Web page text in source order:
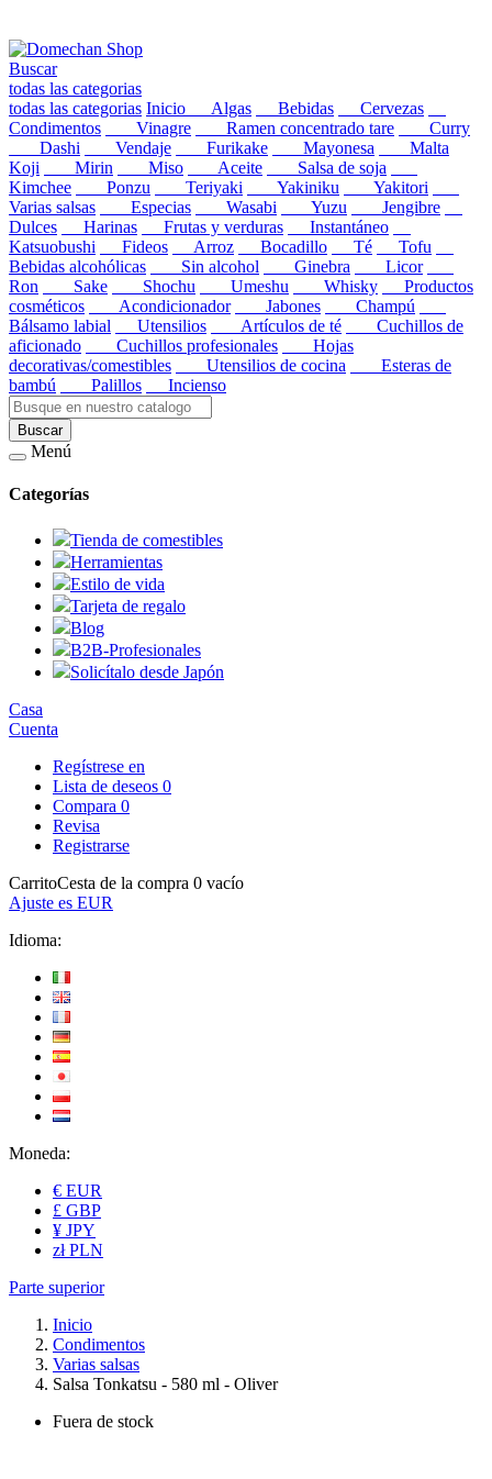
Buscar
todas las categorias
todas las categorias Inicio Algas Bebidas
Cervezas
Condimentos
Vinagre Ramen concentrado tare
Curry
Dashi
Vendaje Furikake Mayonesa
Malta
Koji
Mirin Miso Aceite
Salsa de soja
Kimchee
Ponzu Teriyaki Yakiniku
Yakitori
Varias salsas
Especias Wasabi Yuzu
Jengibre
Dulces
Harinas Frutas y verduras
Instantáneo
Katsuobushi
Fideos Arroz Bocadillo Té
Tofu
Bebidas alcohólicas
Sin alcohol Ginebra
Licor
Ron
Sake Shochu Umeshu Whisky
Productos
cosméticos
Acondicionador Jabones
Champú
Bálsamo labial
Utensilios Artículos de té
Cuchillos de
aficionado
Cuchillos profesionales
Hojas
decorativas/comestibles
Utensilios de cocina
Esteras de
bambú
Palillos Incienso
Buscar
Menú
Categorías
Tienda de comestibles
Herramientas
Estilo de vida
Tarjeta de regalo
Blog
B2B-Profesionales
Solicítalo desde Japón
Casa
Cuenta
Regístrese en
Lista de deseos 0
Compara 0
Revisa
Registrarse
CarritoCesta de la compra 0 vacío
Ajuste es EUR
Idioma:
Moneda:
€ EUR
£ GBP
¥ JPY
zł PLN
Parte superior
Inicio
Condimentos
Varias salsas
Salsa Tonkatsu - 580 ml - Oliver
Fuera de stock